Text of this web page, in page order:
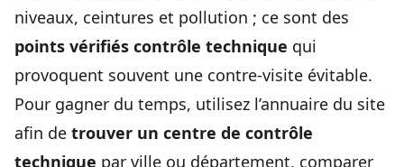
niveaux, ceintures et pollution ; ce sont des
points vérifiés contrôle technique qui
provoquent souvent une contre-visite évitable.
Pour gagner du temps, utilisez l’annuaire du site
afin de trouver un centre de contrôle
technique par ville ou département, comparer